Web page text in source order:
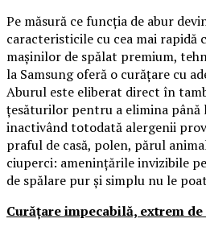
Pe măsură ce funcția de abur
caracteristicile cu cea mai rapidă
mașinilor de spălat premium,
la Samsung oferă o curățare cu
Aburul este eliberat direct în
țesăturilor pentru a elimina până
inactivând totodată alergenii
praful de casă, polen, părul
ciuperci: amenințările invizibile
de spălare pur și simplu nu le
Curățare impecabilă, extrem